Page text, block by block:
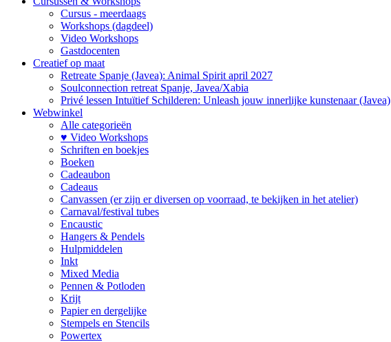
Cursus - meerdaags
Workshops (dagdeel)
Video Workshops
Gastdocenten
Creatief op maat
Retreate Spanje (Javea): Animal Spirit april 2027
Soulconnection retreat Spanje, Javea/Xabia
Privé lessen Intuïtief Schilderen: Unleash jouw innerlijke kunstenaar (Javea)
Webwinkel
Alle categorieën
♥ Video Workshops
Schriften en boekjes
Boeken
Cadeaubon
Cadeaus
Canvassen (er zijn er diversen op voorraad, te bekijken in het atelier)
Carnaval/festival tubes
Encaustic
Hangers & Pendels
Hulpmiddelen
Inkt
Mixed Media
Pennen & Potloden
Krijt
Papier en dergelijke
Stempels en Stencils
Powertex